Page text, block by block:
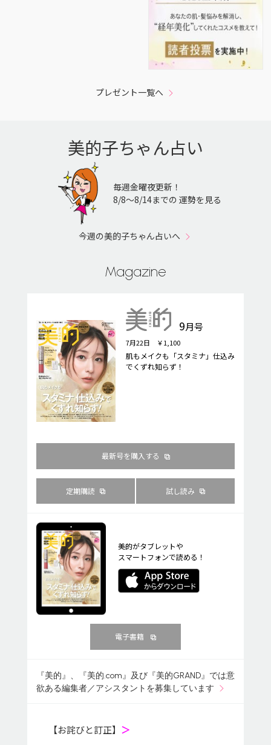
プレゼント一覧へ
美的子ちゃん占い
毎週金曜夜更新！
8/8〜8/14までの 運勢を見る
今週の美的子ちゃん占いへ
Magazine
9月号
7月22日 ￥1,100
肌もメイクも「スタミナ」仕込み
でくずれ知らず！
最新号を購入する
定期購読 試し読み
美的がタブレットや
スマートフォンで読める！
電子書籍
『美的』、『美的.com』及び『美的GRAND』では意
欲ある編集者／アシスタントを募集しています
【お詫びと訂正】 ＞